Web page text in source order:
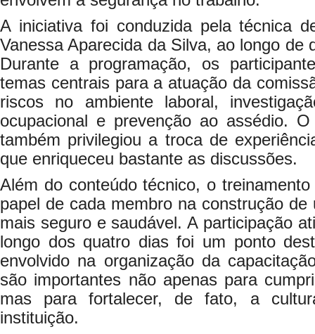
A iniciativa foi conduzida pela técnica
Vanessa Aparecida da Silva, ao longo de
Durante a programação, os
temas centrais para a atuação da
riscos no ambiente laboral,
ocupacional e prevenção ao assédio.
também privilegiou a troca de
que enriqueceu bastante as discussões.
Além do conteúdo técnico, o
papel de cada membro na construção
mais seguro e saudável. A participação
longo dos quatro dias foi um ponto
envolvido na organização da
são importantes não apenas para
mas para fortalecer, de fato, a
instituição.